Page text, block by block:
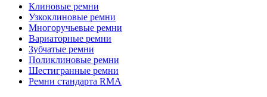
Клиновые ремни
Узкоклиновые ремни
Многоручьевые ремни
Вариаторные ремни
Зубчатые ремни
Поликлиновые ремни
Шестигранные ремни
Ремни стандарта RMA